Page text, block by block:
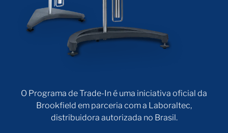
O Programa de Trade-In é uma iniciativa oficial da
Brookfield em parceria com a Laboraltec,
distribuidora autorizada no Brasil.